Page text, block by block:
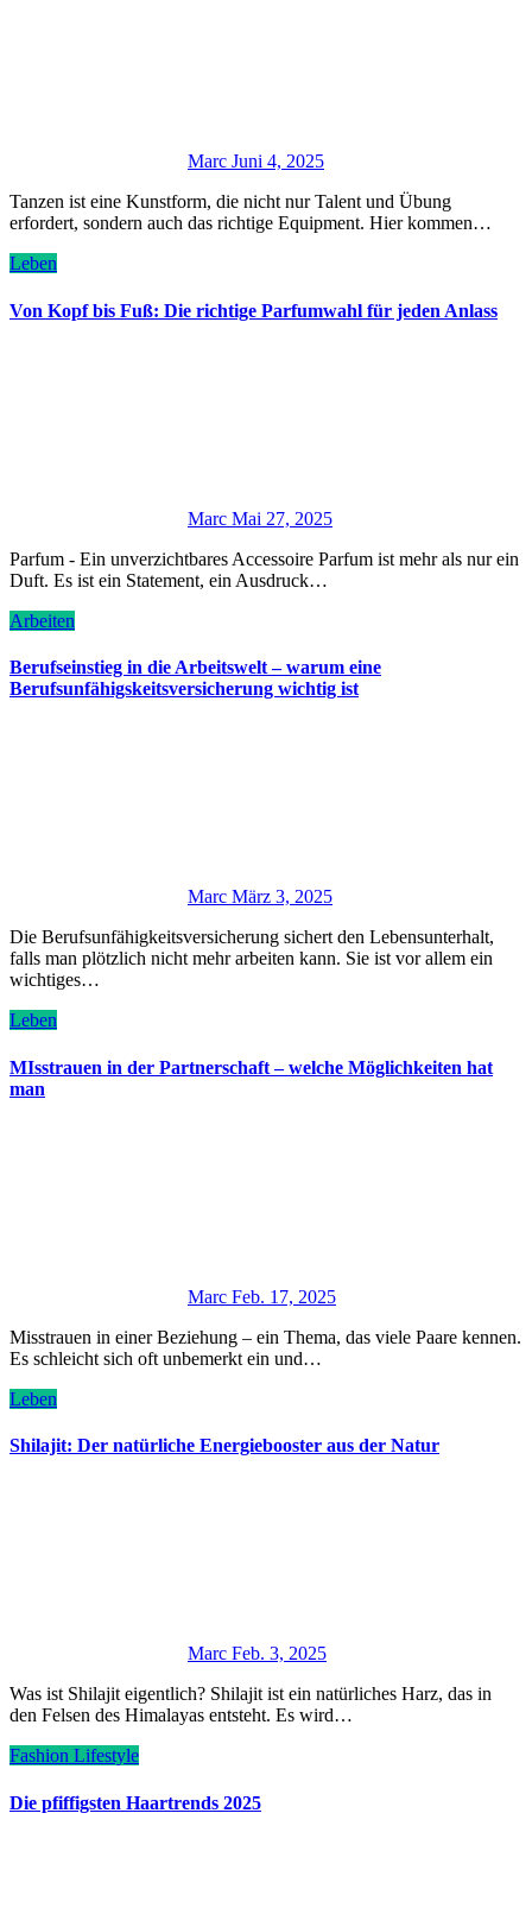
Marc Juni 4, 2025
Tanzen ist eine Kunstform, die nicht nur Talent und Übung
erfordert, sondern auch das richtige Equipment. Hier kommen…
Leben
Von Kopf bis Fuß: Die richtige Parfumwahl für jeden Anlass
Marc Mai 27, 2025
Parfum - Ein unverzichtbares Accessoire Parfum ist mehr als nur ein
Duft. Es ist ein Statement, ein Ausdruck…
Arbeiten
Berufseinstieg in die Arbeitswelt – warum eine
Berufsunfähigskeitsversicherung wichtig ist
Marc März 3, 2025
Die Berufsunfähigkeitsversicherung sichert den Lebensunterhalt,
falls man plötzlich nicht mehr arbeiten kann. Sie ist vor allem ein
wichtiges…
Leben
MIsstrauen in der Partnerschaft – welche Möglichkeiten hat
man
Marc Feb. 17, 2025
Misstrauen in einer Beziehung – ein Thema, das viele Paare kennen.
Es schleicht sich oft unbemerkt ein und…
Leben
Shilajit: Der natürliche Energiebooster aus der Natur
Marc Feb. 3, 2025
Was ist Shilajit eigentlich? Shilajit ist ein natürliches Harz, das in
den Felsen des Himalayas entsteht. Es wird…
Fashion Lifestyle
Die pfiffigsten Haartrends 2025